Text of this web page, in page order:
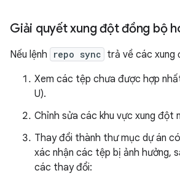
Giải quyết xung đột đồng bộ
Nếu lệnh repo sync trả về các xung
Xem các tệp chưa được hợp
U).
Chỉnh sửa các khu vực xung đột
Thay đổi thành thư mục dự án
xác nhận các tệp bị ảnh hưởng,
các thay đổi: